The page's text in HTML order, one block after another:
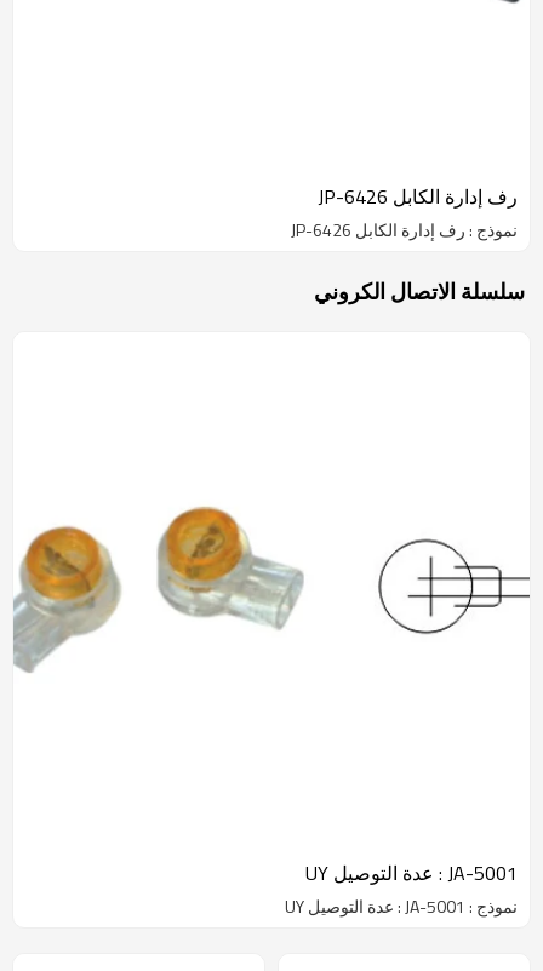
رف إدارة الكابل JP-6426
نموذج : رف إدارة الكابل JP-6426
سلسلة الاتصال الكروني
JA-5001 : عدة التوصيل UY
نموذج : JA-5001 : عدة التوصيل UY